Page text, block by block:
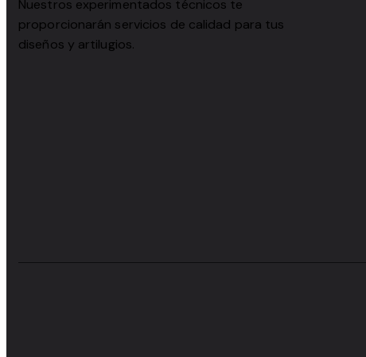
Nuestros experimentados técnicos te
proporcionarán servicios de calidad para tus
diseños y artilugios.